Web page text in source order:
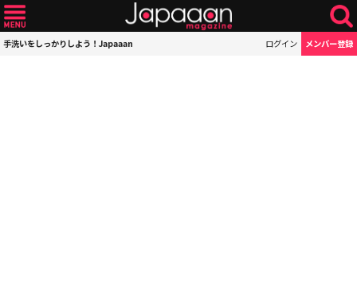
手洗いをしっかりしよう！Japaaan ログイン メンバー登録